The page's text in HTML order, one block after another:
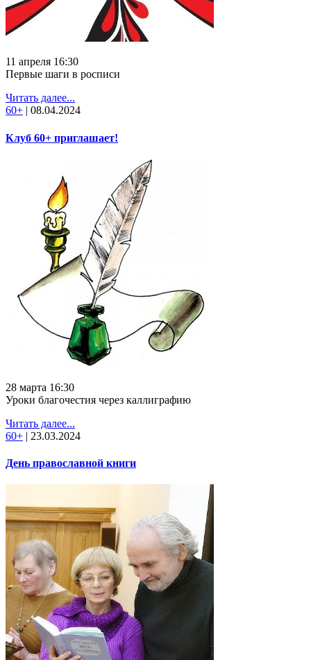
11 апреля 16:30
Первые шаги в росписи
Читать далее...
60+ | 08.04.2024
Клуб 60+ приглашает!
28 марта 16:30
Уроки благочестия через каллиграфию
Читать далее...
60+ | 23.03.2024
День православной книги